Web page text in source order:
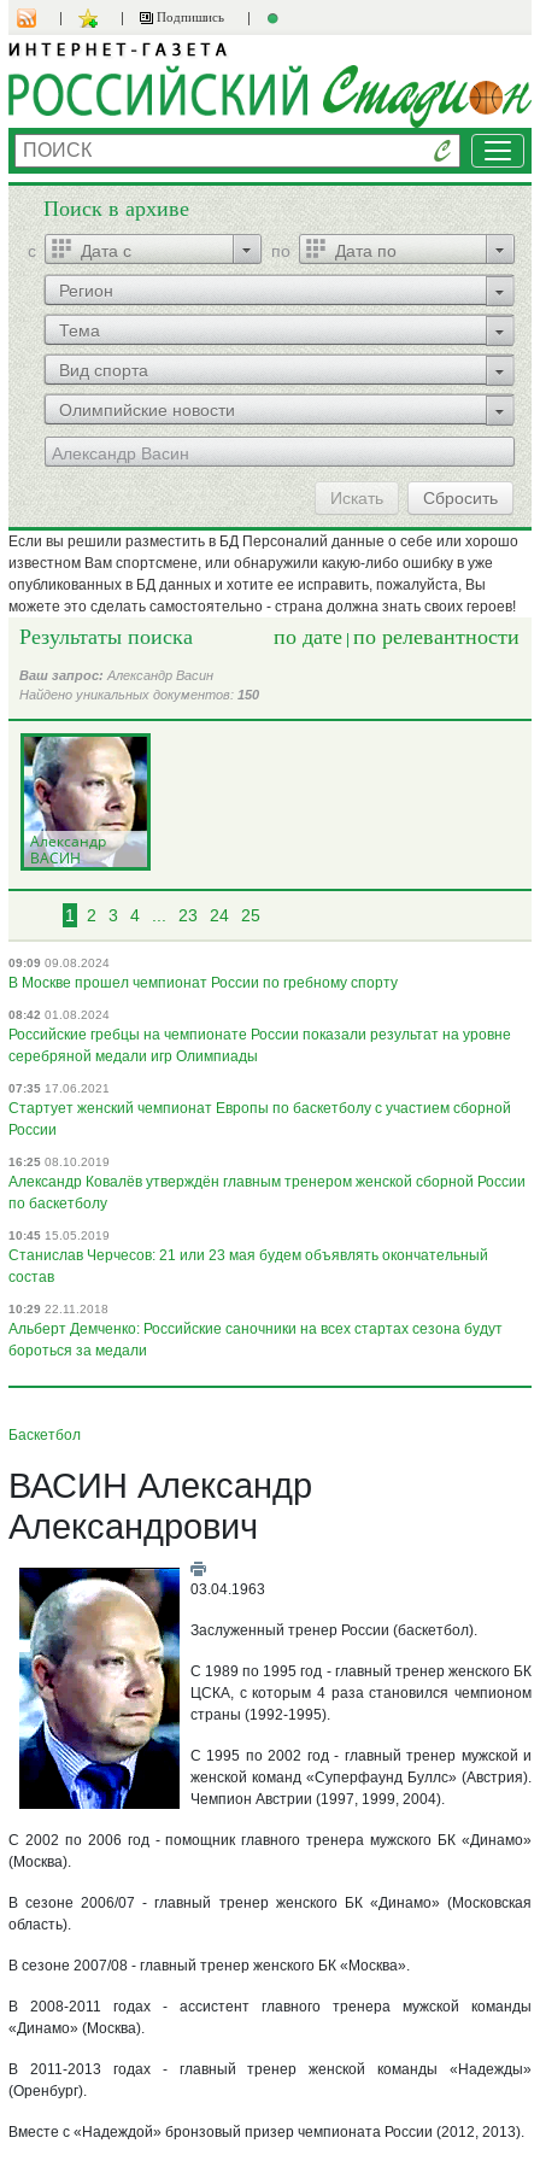
Подпишись
Поиск в архиве
c по
Регион
Тема
Вид спорта
Олимпийские новости
Искать Сбросить
Если вы решили разместить в БД Персоналий данные о себе или хорошо
известном Вам спортсмене, или обнаружили какую-либо ошибку в уже
опубликованных в БД данных и хотите ее исправить, пожалуйста, Вы
можете это сделать самостоятельно - страна должна знать своих героев!
Результаты поиска по дате по релевантности
Ваш запрос: Александр Васин
Найдено уникальных документов: 150
Александр
ВАСИН
1 2 3 4 ... 23 24 25
09:09 09.08.2024
В Москве прошел чемпионат России по гребному спорту
08:42 01.08.2024
Российские гребцы на чемпионате России показали результат на уровне
серебряной медали игр Олимпиады
07:35 17.06.2021
Стартует женский чемпионат Европы по баскетболу с участием сборной
России
16:25 08.10.2019
Александр Ковалёв утверждён главным тренером женской сборной России
по баскетболу
10:45 15.05.2019
Станислав Черчесов: 21 или 23 мая будем объявлять окончательный
состав
10:29 22.11.2018
Альберт Демченко: Российские саночники на всех стартах сезона будут
бороться за медали
Баскетбол
ВАСИН Александр
Александрович
03.04.1963
Заслуженный тренер России (баскетбол).
С 1989 по 1995 год - главный тренер женского БК
ЦСКА, с которым 4 раза становился чемпионом
страны (1992-1995).
С 1995 по 2002 год - главный тренер мужской и
женской команд «Суперфаунд Буллс» (Австрия).
Чемпион Австрии (1997, 1999, 2004).
С 2002 по 2006 год - помощник главного тренера мужского БК «Динамо»
(Москва).
В сезоне 2006/07 - главный тренер женского БК «Динамо» (Московская
область).
В сезоне 2007/08 - главный тренер женского БК «Москва».
В 2008-2011 годах - ассистент главного тренера мужской команды
«Динамо» (Москва).
В 2011-2013 годах - главный тренер женской команды «Надежды»
(Оренбург).
Вместе с «Надеждой» бронзовый призер чемпионата России (2012, 2013).